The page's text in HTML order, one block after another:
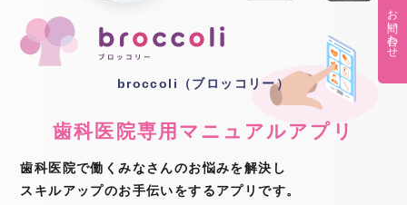
broccoli（ブロッコリー）
歯科医院専用 マニュアルアプリ
歯科医院で働くみなさんのお悩みを解決し
スキルアップのお手伝いをするアプリです。
お問い合わせ